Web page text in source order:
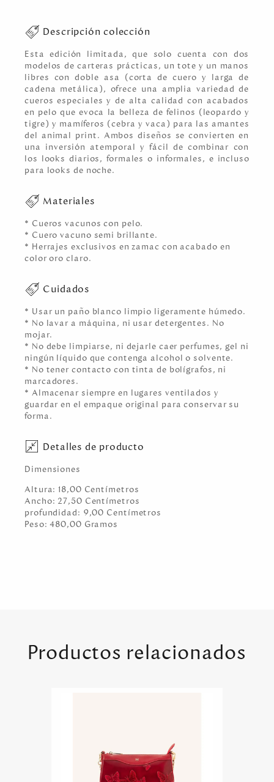
Descripción colección
Esta edición limitada, que solo cuenta con dos
modelos de carteras prácticas, un tote y un manos
libres con doble asa (corta de cuero y larga de
cadena metálica), ofrece una amplia variedad de
cueros especiales y de alta calidad con acabados
en pelo que evoca la belleza de felinos (leopardo y
tigre) y mamíferos (cebra y vaca) para las amantes
del animal print. Ambos diseños se convierten en
una inversión atemporal y fácil de combinar con
los looks diarios, formales o informales, e incluso
para looks de noche.
Materiales
* Cueros vacunos con pelo.
* Cuero vacuno semi brillante.
* Herrajes exclusivos en zamac con acabado en
color oro claro.
Cuidados
* Usar un paño blanco limpio ligeramente húmedo.
* No lavar a máquina, ni usar detergentes. No
mojar.
* No debe limpiarse, ni dejarle caer perfumes, gel ni
ningún líquido que contenga alcohol o solvente.
* No tener contacto con tinta de bolígrafos, ni
marcadores.
* Almacenar siempre en lugares ventilados y
guardar en el empaque original para conservar su
forma.
Detalles de producto
Dimensiones
Altura: 18,00 Centímetros
Ancho: 27,50 Centímetros
profundidad: 9,00 Centímetros
Peso:480,00 Gramos
Productos relacionados